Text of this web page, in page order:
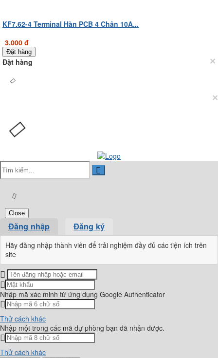
KF7.62-4 Terminal Hàn PCB 4 Chân 10A...
3.000 đ
Đặt hàng
×
Đặt hàng
×
Close
Đăng nhập Đăng ký
Hãy đăng nhập thành viên để trải nghiệm đầy đủ các tiện ích trên
site
Nhập mã xác minh từ ứng dụng Google Authenticator
Thử cách khác
Nhập một trong các mã dự phòng bạn đã nhận được.
Thử cách khác